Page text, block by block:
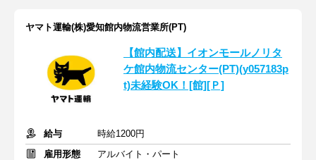
ヤマト運輸(株)愛知館内物流営業所(PT)
【館内配送】イオンモールノリタ
ケ館内物流センター(PT)(y057183p
t)未経験OK！[館][Ｐ]
給与
時給1200円
雇用形態
アルバイト・パート